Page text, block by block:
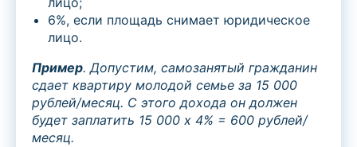
6%, если площадь снимает юридическое
лицо.
Пример. Допустим, самозанятый гражданин
сдает квартиру молодой семье за 15 000
рублей/месяц. С этого дохода он должен
будет заплатить 15 000 х 4% = 600 рублей/
месяц.